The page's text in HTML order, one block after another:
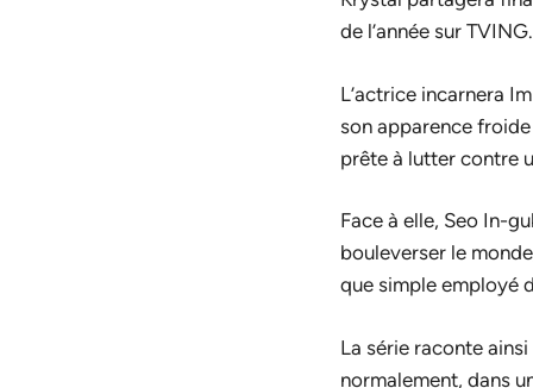
de l’année sur TVING.
L’actrice incarnera
son apparence
prête à lutter contre
Face à elle, Seo In-
bouleverser le
que simple employé
La série raconte
normalement, dans